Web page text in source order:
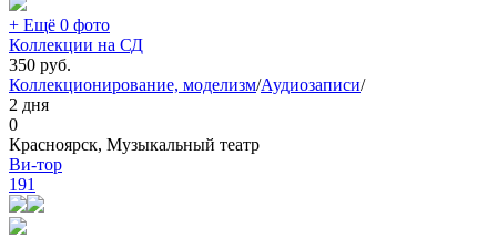
+ Ещё 0 фото
Коллекции на СД
350 руб.
Коллекционирование, моделизм/Аудиозаписи/
2 дня
0
Красноярск, Музыкальный театр
Ви-тор
191